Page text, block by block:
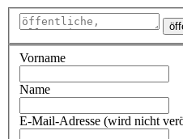
Vorname
Name
E-Mail-Adresse (wird nicht